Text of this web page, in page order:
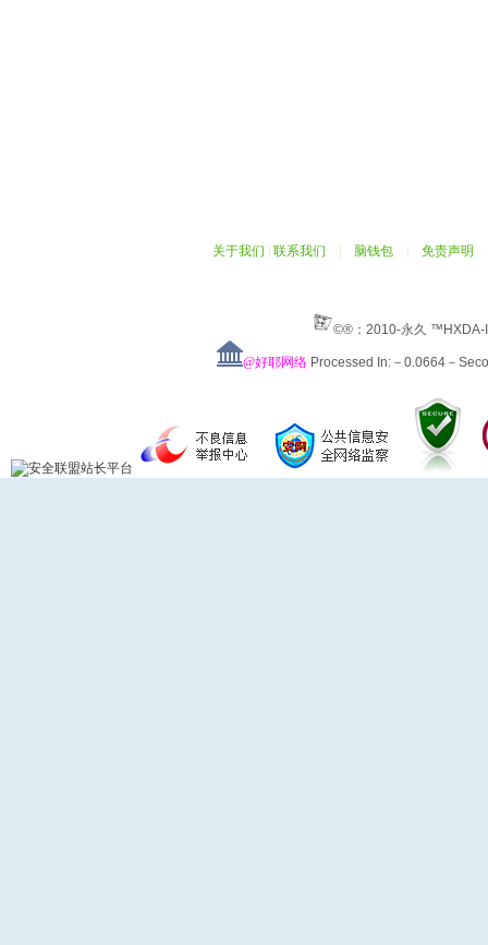
关于我们 联系我们 脑钱包 免责声明
©®：2010-永久
@好耶网络 Processed In:－0.0664－